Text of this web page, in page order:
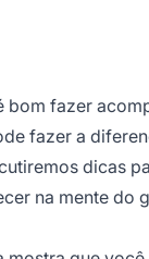
bom fazer
fazer a
dicas
na mente do